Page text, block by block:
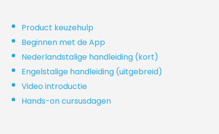
Product keuzehulp
Beginnen met de App
Nederlandstalige handleiding (kort)
Engelstalige handleiding (uitgebreid)
Video introductie
Hands-on cursusdagen